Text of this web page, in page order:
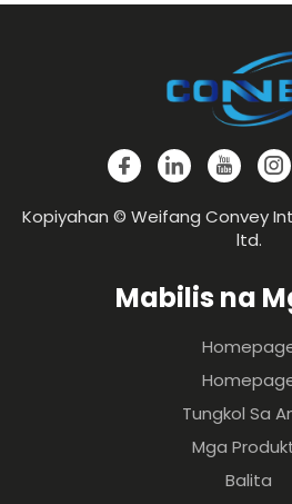
Kopiyahan © Weifang Convey
ltd.
Mabilis na
Tungkol Sa
Mga
Balita